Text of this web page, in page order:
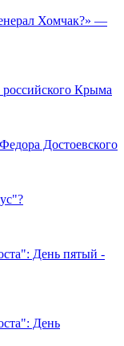
Хомчак?» —
Крыма
Достоевского
День пятый -
День